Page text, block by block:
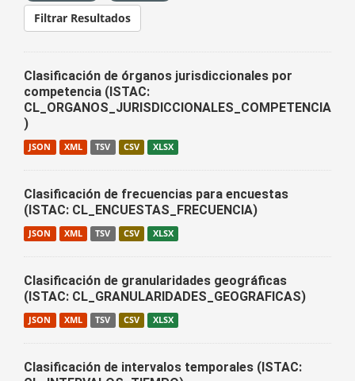
Filtrar Resultados
Clasificación de órganos jurisdiccionales por
competencia (ISTAC:
CL_ORGANOS_JURISDICCIONALES_COMPETENCIA
)
JSON XML TSV CSV XLSX
Clasificación de frecuencias para encuestas
(ISTAC: CL_ENCUESTAS_FRECUENCIA)
JSON XML TSV CSV XLSX
Clasificación de granularidades geográficas
(ISTAC: CL_GRANULARIDADES_GEOGRAFICAS)
JSON XML TSV CSV XLSX
Clasificación de intervalos temporales (ISTAC: